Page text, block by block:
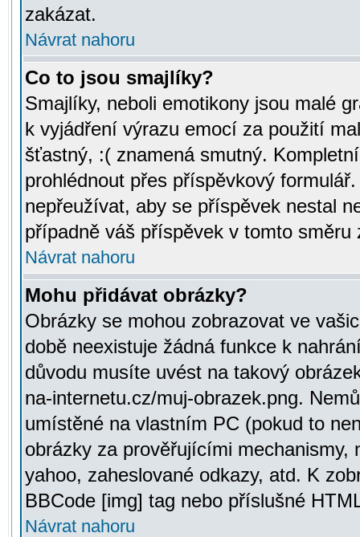
zakázat.
Návrat nahoru
Co to jsou smajlíky?
Smajlíky, neboli emotikony jsou malé
k vyjádření výrazu emocí za použití
šťastný, :( znamená smutný.
prohlédnout přes příspěvkový
nepřeužívat, aby se příspěvek nestal
případně váš příspěvek v tomto směru
Návrat nahoru
Mohu přidávat obrázky?
Obrázky se mohou zobrazovat ve
době neexistuje žádná funkce k
důvodu musíte uvést na takový
na-internetu.cz/muj-obrazek.png.
umístěné na vlastním PC (pokud to
obrázky za prověřujícími mechanismy,
yahoo, zaheslované odkazy, atd. K
BBCode [img] tag nebo příslušné
Návrat nahoru